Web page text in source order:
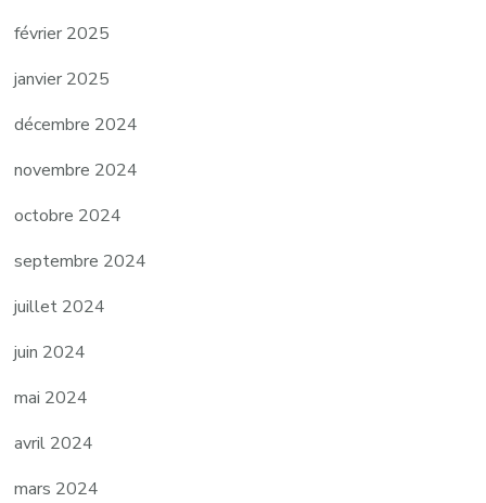
février 2025
janvier 2025
décembre 2024
novembre 2024
octobre 2024
septembre 2024
juillet 2024
juin 2024
mai 2024
avril 2024
mars 2024